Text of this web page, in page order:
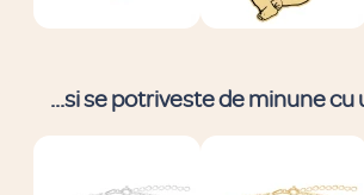
...si se potriveste de minune